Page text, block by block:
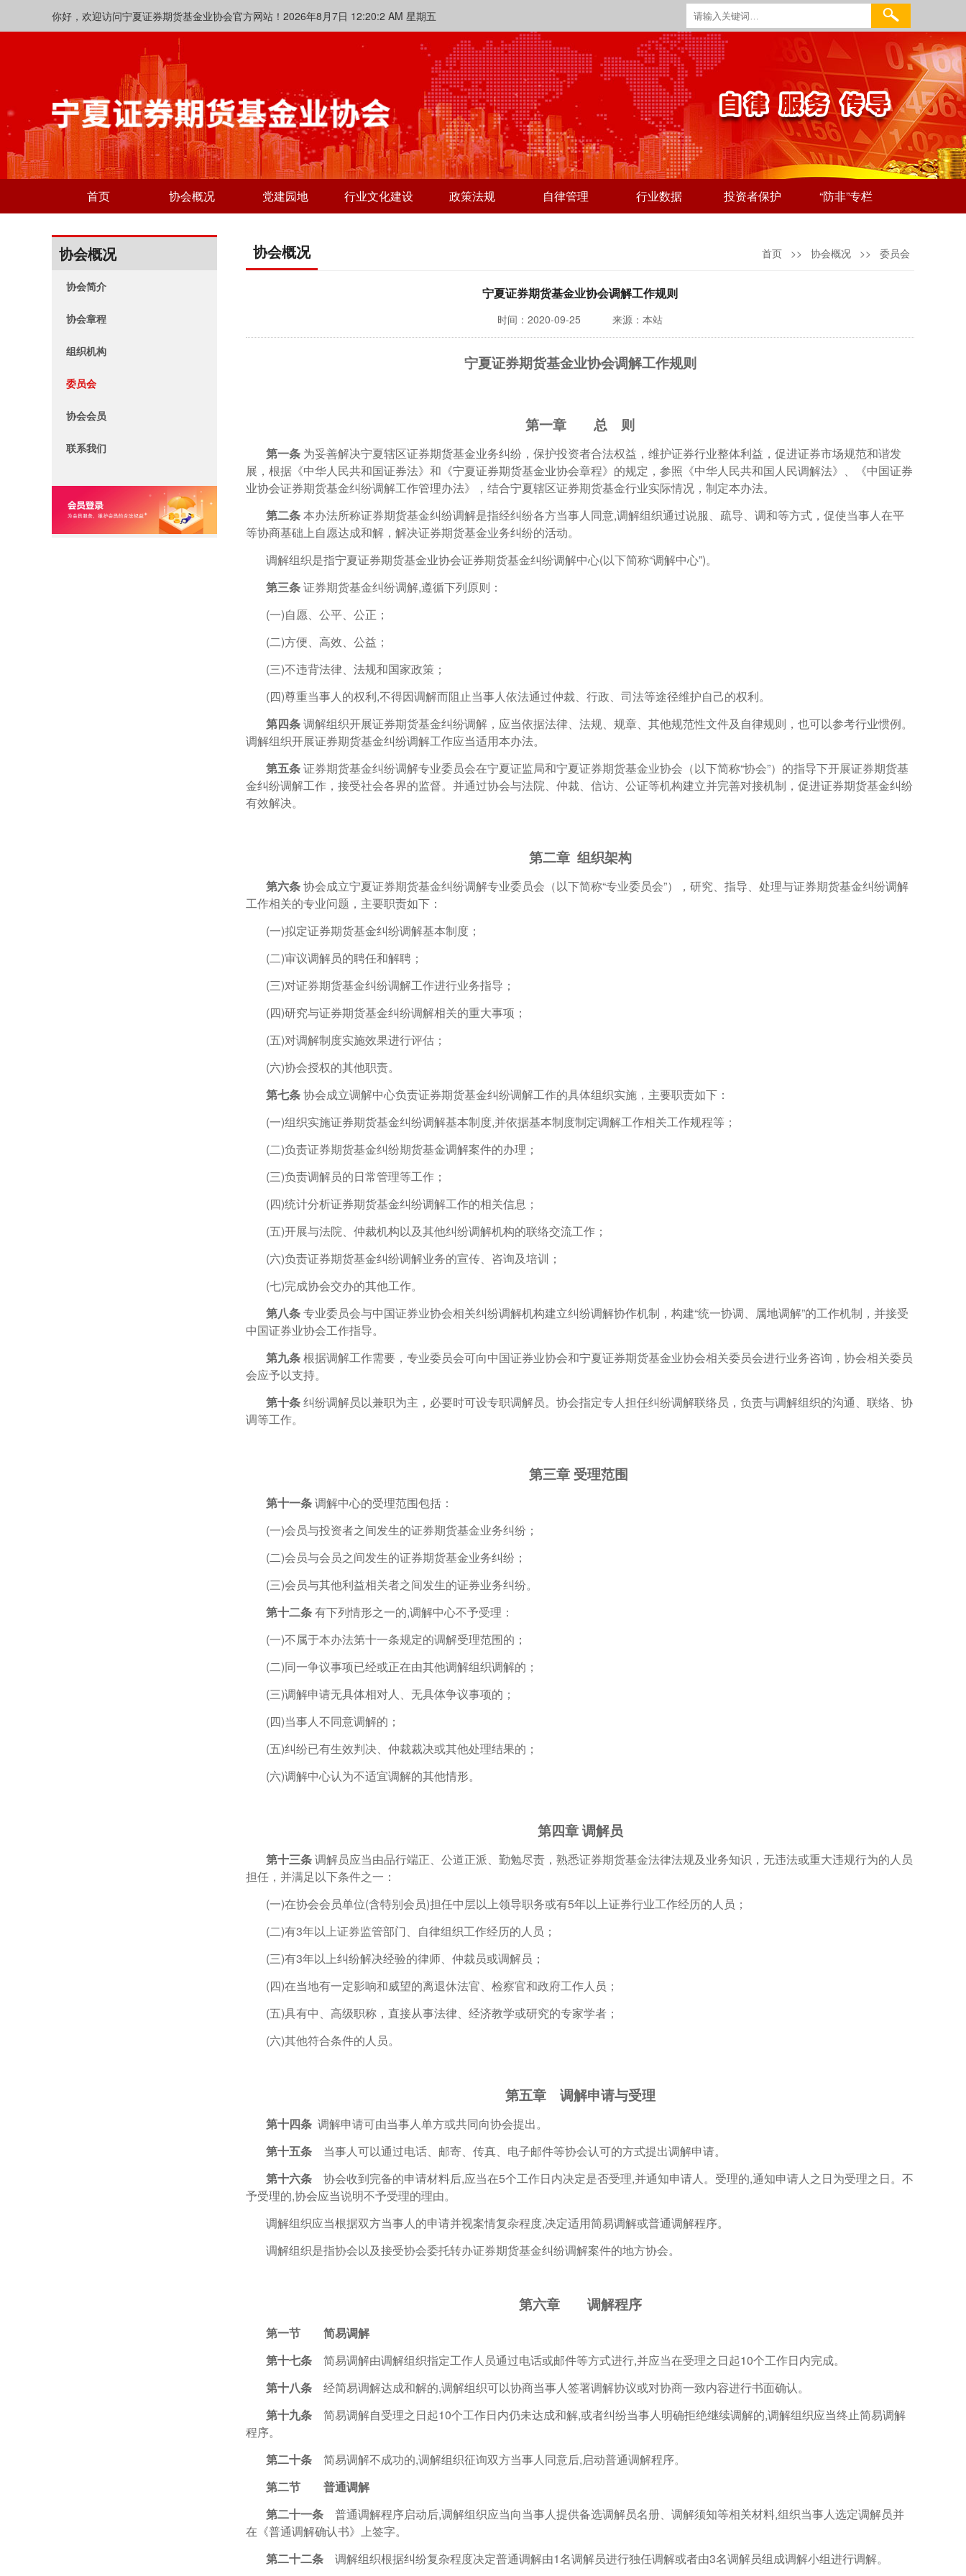
你好，欢迎访问宁夏证券期货基金业协会官方网站！2026年8月7日 12:20:3 AM 星期五
首页 协会概况 党建园地 行业文化建设 政策法规 自律管理 行业数据 投资者保护 “防非”专栏
协会概况
协会简介
协会章程
组织机构
委员会
协会会员
联系我们
协会概况 首页 >> 协会概况 >> 委员会
宁夏证券期货基金业协会调解工作规则
时间：2020-09-25 来源：本站
宁夏证券期货基金业协会调解工作规则
第一章 总 则
第一条 为妥善解决宁夏辖区证券期货基金业务纠纷，保护投资者合法权益，维护证券行业整体利益，促进证券市场规范和谐发
展，根据《中华人民共和国证券法》和《宁夏证券期货基金业协会章程》的规定，参照《中华人民共和国人民调解法》、《中国证券
业协会证券期货基金纠纷调解工作管理办法》，结合宁夏辖区证券期货基金行业实际情况，制定本办法。
第二条本办法所称证券期货基金纠纷调解是指经纠纷各方当事人同意,调解组织通过说服、疏导、调和等方式，促使当事人在平
等协商基础上自愿达成和解，解决证券期货基金业务纠纷的活动。
调解组织是指宁夏证券期货基金业协会证券期货基金纠纷调解中心(以下简称“调解中心”)。
第三条证券期货基金纠纷调解,遵循下列原则：
(一)自愿、公平、公正；
(二)方便、高效、公益；
(三)不违背法律、法规和国家政策；
(四)尊重当事人的权利,不得因调解而阻止当事人依法通过仲裁、行政、司法等途径维护自己的权利。
第四条调解组织开展证券期货基金纠纷调解，应当依据法律、法规、规章、其他规范性文件及自律规则，也可以参考行业惯例。
调解组织开展证券期货基金纠纷调解工作应当适用本办法。
第五条证券期货基金纠纷调解专业委员会在宁夏证监局和宁夏证券期货基金业协会（以下简称“协会”）的指导下开展证券期货基
金纠纷调解工作，接受社会各界的监督。并通过协会与法院、仲裁、信访、公证等机构建立并完善对接机制，促进证券期货基金纠纷
有效解决。
第二章 组织架构
第六条协会成立宁夏证券期货基金纠纷调解专业委员会（以下简称“专业委员会”），研究、指导、处理与证券期货基金纠纷调解
工作相关的专业问题，主要职责如下：
(一)拟定证券期货基金纠纷调解基本制度；
(二)审议调解员的聘任和解聘；
(三)对证券期货基金纠纷调解工作进行业务指导；
(四)研究与证券期货基金纠纷调解相关的重大事项；
(五)对调解制度实施效果进行评估；
(六)协会授权的其他职责。
第七条协会成立调解中心负责证券期货基金纠纷调解工作的具体组织实施，主要职责如下：
(一)组织实施证券期货基金纠纷调解基本制度,并依据基本制度制定调解工作相关工作规程等；
(二)负责证券期货基金纠纷期货基金调解案件的办理；
(三)负责调解员的日常管理等工作；
(四)统计分析证券期货基金纠纷调解工作的相关信息；
(五)开展与法院、仲裁机构以及其他纠纷调解机构的联络交流工作；
(六)负责证券期货基金纠纷调解业务的宣传、咨询及培训；
(七)完成协会交办的其他工作。
第八条专业委员会与中国证券业协会相关纠纷调解机构建立纠纷调解协作机制，构建“统一协调、属地调解”的工作机制，并接受
中国证券业协会工作指导。
第九条根据调解工作需要，专业委员会可向中国证券业协会和宁夏证券期货基金业协会相关委员会进行业务咨询，协会相关委员
会应予以支持。
第十条纠纷调解员以兼职为主，必要时可设专职调解员。协会指定专人担任纠纷调解联络员，负责与调解组织的沟通、联络、协
调等工作。
第三章 受理范围
第十一条调解中心的受理范围包括：
(一)会员与投资者之间发生的证券期货基金业务纠纷；
(二)会员与会员之间发生的证券期货基金业务纠纷；
(三)会员与其他利益相关者之间发生的证券业务纠纷。
第十二条有下列情形之一的,调解中心不予受理：
(一)不属于本办法第十一条规定的调解受理范围的；
(二)同一争议事项已经或正在由其他调解组织调解的；
(三)调解申请无具体相对人、无具体争议事项的；
(四)当事人不同意调解的；
(五)纠纷已有生效判决、仲裁裁决或其他处理结果的；
(六)调解中心认为不适宜调解的其他情形。
第四章 调解员
第十三条调解员应当由品行端正、公道正派、勤勉尽责，熟悉证券期货基金法律法规及业务知识，无违法或重大违规行为的人员
担任，并满足以下条件之一：
(一)在协会会员单位(含特别会员)担任中层以上领导职务或有5年以上证券行业工作经历的人员；
(二)有3年以上证券监管部门、自律组织工作经历的人员；
(三)有3年以上纠纷解决经验的律师、仲裁员或调解员；
(四)在当地有一定影响和威望的离退休法官、检察官和政府工作人员；
(五)具有中、高级职称，直接从事法律、经济教学或研究的专家学者；
(六)其他符合条件的人员。
第五章 调解申请与受理
第十四条 调解申请可由当事人单方或共同向协会提出。
第十五条 当事人可以通过电话、邮寄、传真、电子邮件等协会认可的方式提出调解申请。
第十六条 协会收到完备的申请材料后,应当在5个工作日内决定是否受理,并通知申请人。受理的,通知申请人之日为受理之日。不
予受理的,协会应当说明不予受理的理由。
调解组织应当根据双方当事人的申请并视案情复杂程度,决定适用简易调解或普通调解程序。
调解组织是指协会以及接受协会委托转办证券期货基金纠纷调解案件的地方协会。
第六章 调解程序
第一节 简易调解
第十七条 简易调解由调解组织指定工作人员通过电话或邮件等方式进行,并应当在受理之日起10个工作日内完成。
第十八条 经简易调解达成和解的,调解组织可以协商当事人签署调解协议或对协商一致内容进行书面确认。
第十九条 简易调解自受理之日起10个工作日内仍未达成和解,或者纠纷当事人明确拒绝继续调解的,调解组织应当终止简易调解
程序。
第二十条 简易调解不成功的,调解组织征询双方当事人同意后,启动普通调解程序。
第二节 普通调解
第二十一条 普通调解程序启动后,调解组织应当向当事人提供备选调解员名册、调解须知等相关材料,组织当事人选定调解员并
在《普通调解确认书》上签字。
第二十二条 调解组织根据纠纷复杂程度决定普通调解由1名调解员进行独任调解或者由3名调解员组成调解小组进行调解。